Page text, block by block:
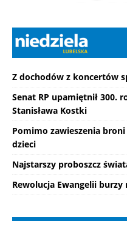
Z dochodów z koncertów
Senat RP upamiętnił 300.
Stanisława Kostki
Pomimo zawieszenia
dzieci
Najstarszy proboszcz
Rewolucja Ewangelii